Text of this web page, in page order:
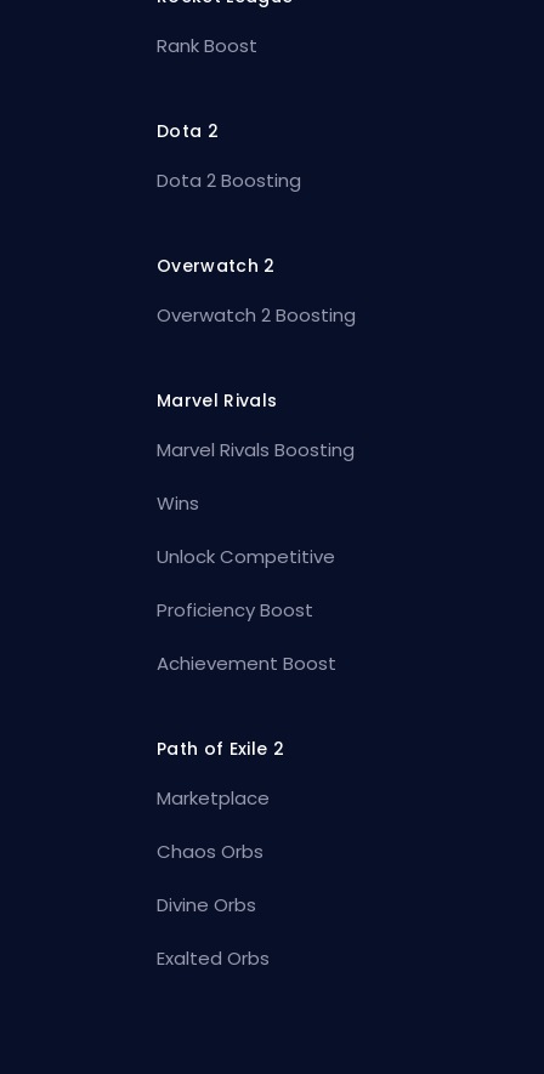
Rank Boost
Dota 2
Dota 2 Boosting
Overwatch 2
Overwatch 2 Boosting
Marvel Rivals
Marvel Rivals Boosting
Wins
Unlock Competitive
Proficiency Boost
Achievement Boost
Path of Exile 2
Marketplace
Chaos Orbs
Divine Orbs
Exalted Orbs